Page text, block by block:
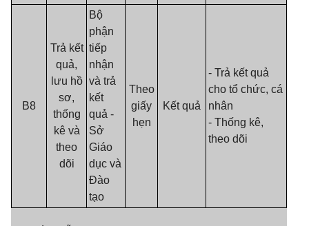
B8
Trả kết
quả,
lưu hồ
sơ,
thống
kê và
theo
dõi
Bộ
phận
tiếp
nhận
và trả
kết
quả -
Sở
Giáo
dục và
Đào
tạo
Theo
giấy
hẹn
Kết quả
- Trả kết quả
cho tổ chức, cá
nhân
- Thống kê,
theo dõi